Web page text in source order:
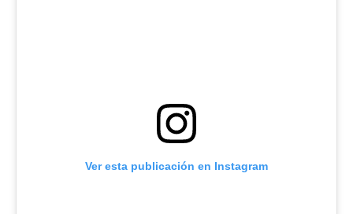
Ver esta publicación en Instagram